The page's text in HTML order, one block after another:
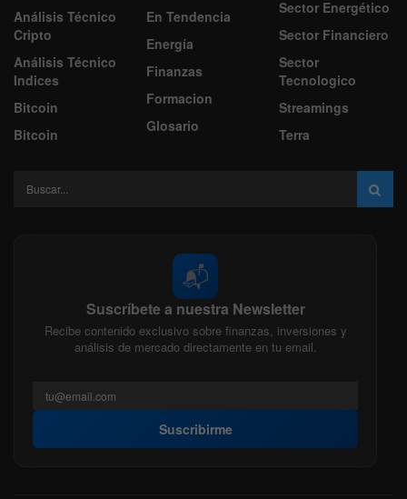
Análisis Técnico
Cripto
Análisis Técnico
Indices
Bitcoin
Bitcoin
En Tendencia
Energía
Finanzas
Formacion
Glosario
Sector Energético
Sector Financiero
Sector
Tecnologico
Streamings
Terra
📬
Suscríbete a nuestra Newsletter
Recibe contenido exclusivo sobre finanzas, inversiones y
análisis de mercado directamente en tu email.
Suscribirme